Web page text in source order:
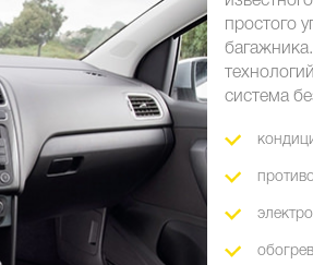
простого
система